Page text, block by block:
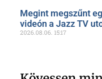
Megint megszűnt
videón a Jazz TV
2026.08.06. 15:17